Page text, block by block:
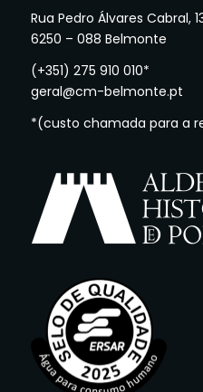
Rua Pedro Álvares Cabral,
6250 – 088 Belmonte
(+351) 275 910 010*
geral@cm-belmonte.pt
*(custo chamada para a